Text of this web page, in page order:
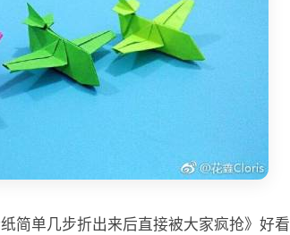
简单几步折出来后直接被大家疯抢》好看